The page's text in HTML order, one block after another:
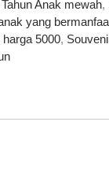
Anak mewah,
yang
5000,